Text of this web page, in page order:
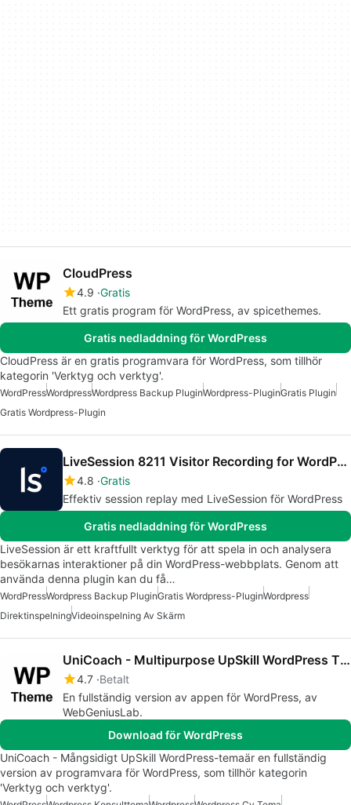
CloudPress
4.9 Gratis
Ett gratis program för WordPress, av spicethemes.
Gratis nedladdning för WordPress
CloudPress är en gratis programvara för WordPress, som tillhör
kategorin 'Verktyg och verktyg'.
WordPressWordpressWordpress Backup PluginWordpress-PluginGratis Plugin
Gratis Wordpress-Plugin
LiveSession 8211 Visitor Recording for WordPress
4.8 Gratis
Effektiv session replay med LiveSession för WordPress
Gratis nedladdning för WordPress
LiveSession är ett kraftfullt verktyg för att spela in och analysera
besökarnas interaktioner på din WordPress-webbplats. Genom att
använda denna plugin kan du få…
WordPressWordpress Backup PluginGratis Wordpress-PluginWordpress
DirektinspelningVideoinspelning Av Skärm
UniCoach - Multipurpose UpSkill WordPress Theme
4.7 Betalt
En fullständig version av appen för WordPress, av
WebGeniusLab.
Download för WordPress
UniCoach - Mångsidigt UpSkill WordPress-temaär en fullständig
version av programvara för WordPress, som tillhör kategorin
'Verktyg och verktyg'.